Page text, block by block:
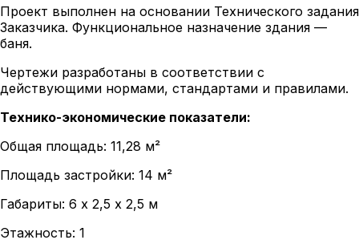
Проект выполнен на основании Технического задания
Заказчика. Функциональное назначение здания —
баня.
Чертежи разработаны в соответствии с
действующими нормами, стандартами и правилами.
Технико-экономические показатели:
Общая площадь: 11,28 м²
Площадь застройки: 14 м²
Габариты: 6 х 2,5 х 2,5 м
Этажность: 1